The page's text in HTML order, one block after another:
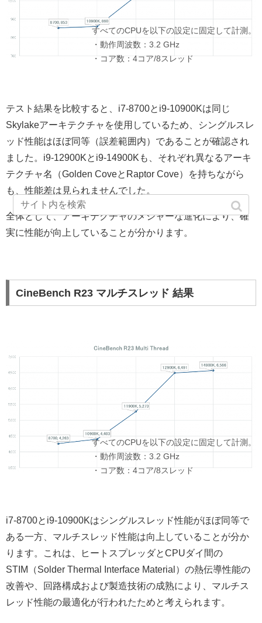
テスト結果を比較すると、i7-8700とi9-10900Kは同じ
Skylakeアーキテクチャを使用しているため、シングルスレ
ッド性能はほぼ同等（誤差範囲内）であることが確認され
ました。i9-12900Kとi9-14900Kも、それぞれ異なるアーキ
テクチャ名（Golden CoveとRaptor Cove）を持ちながら
も、性能差は見られませんでした。
全体として、アーキテクチャのメジャーな進化により、確
実に性能が向上していることが分かります。
CineBench R23 マルチスレッド 結果
i7-8700とi9-10900Kはシングルスレッド性能がほぼ同等で
ある一方、マルチスレッド性能は向上していることが分か
ります。これは、ヒートスプレッダとCPUダイ間の
STIM（Solder Thermal Interface Material）の熱伝導性能の
改善や、回路構成および製造技術の成熟により、マルチス
レッド性能の最適化が行われたためと考えられます。